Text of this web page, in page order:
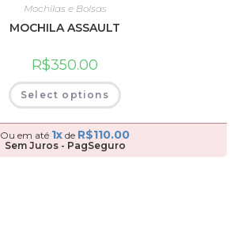
Mochilas e Bolsas
MOCHILA ASSAULT
R$350.00
Select options
Ou em até 1x de R$110.00
Sem Juros - PagSeguro